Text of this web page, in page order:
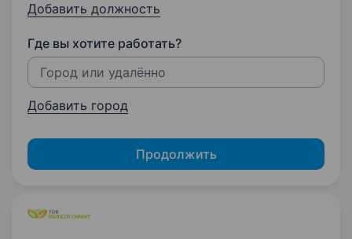
Добавить должность
Где вы хотите работать?
Добавить город
Продолжить